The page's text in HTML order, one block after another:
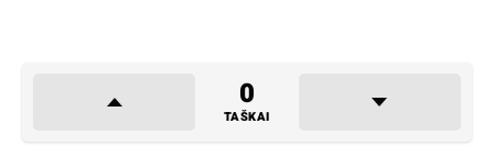
0
TAŠKAI